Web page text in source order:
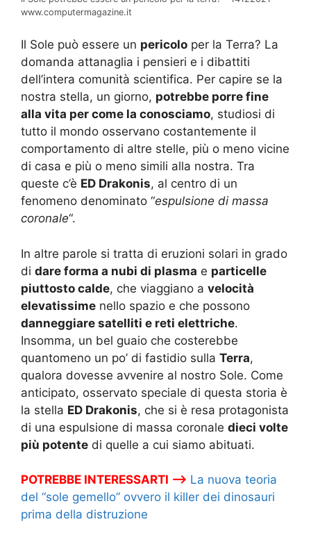
www.computermagazine.it
Il Sole può essere un pericolo per la Terra? La
domanda attanaglia i pensieri e i dibattiti
dell’intera comunità scientifica. Per capire se la
nostra stella, un giorno, potrebbe porre fine
alla vita per come la conosciamo, studiosi di
tutto il mondo osservano costantemente il
comportamento di altre stelle, più o meno vicine
di casa e più o meno simili alla nostra. Tra
queste c’è ED Drakonis, al centro di un
fenomeno denominato “espulsione di massa
coronale“.
In altre parole si tratta di eruzioni solari in grado
di dare forma a nubi di plasma e particelle
piuttosto calde, che viaggiano a velocità
elevatissime nello spazio e che possono
danneggiare satelliti e reti elettriche.
Insomma, un bel guaio che costerebbe
quantomeno un po’ di fastidio sulla Terra,
qualora dovesse avvenire al nostro Sole. Come
anticipato, osservato speciale di questa storia è
la stella ED Drakonis, che si è resa protagonista
di una espulsione di massa coronale dieci volte
più potente di quelle a cui siamo abituati.
POTREBBE INTERESSARTI –> La nuova teoria
del “sole gemello” ovvero il killer dei dinosauri
prima della distruzione